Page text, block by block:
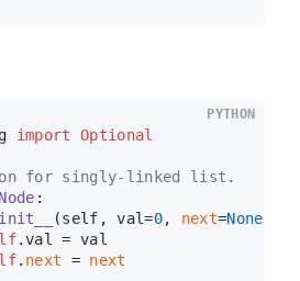
import Optional
for singly-linked list.
:
(self, val=0, next=None
.val = val
. next = next
PYTHON